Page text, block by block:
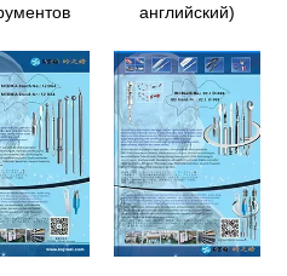
английский)